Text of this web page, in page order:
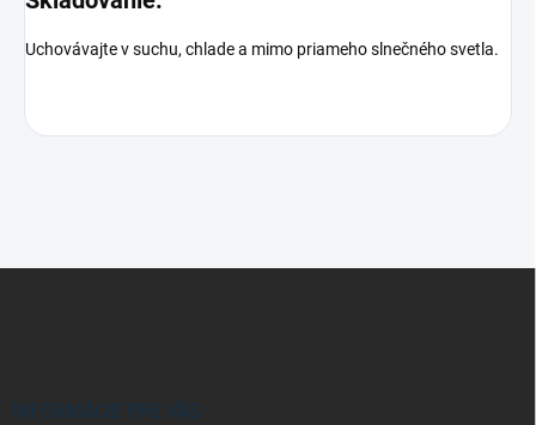
Uchovávajte v suchu, chlade a mimo priameho slnečného svetla.
INFORMÁCIE PRE VÁS